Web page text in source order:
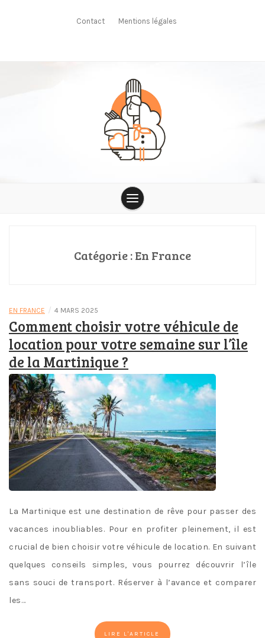
Contact Mentions légales
Le Saint
Honore Tour
– Blog
Catégorie :En France
EN FRANCE / 4 MARS 2025
Comment choisir votre véhicule de
location pour votre semaine sur l’île
de la Martinique ?
La Martinique est une destination de rêve pour passer des
vacances inoubliables. Pour en profiter pleinement, il est
crucial de bien choisir votre véhicule de location. En suivant
quelques conseils simples, vous pourrez découvrir l’île
sans souci de transport. Réserver à l’avance et comparer
les…
LIRE L'ARTICLE